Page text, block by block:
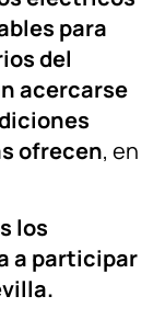
para
del
acercarse
ofrecen, en
los
a participar